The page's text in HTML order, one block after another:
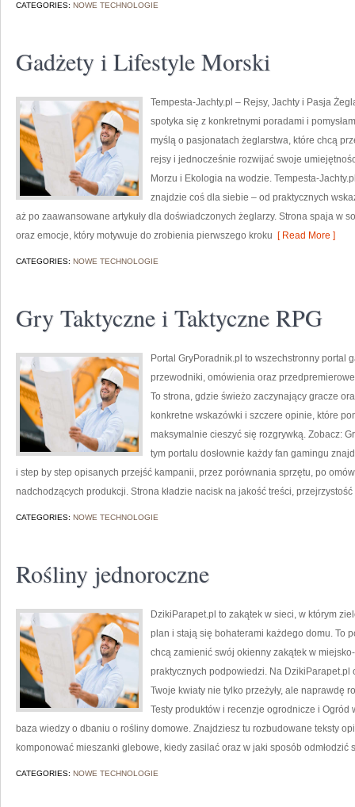
CATEGORIES: NOWE TECHNOLOGIE
Gadżety i Lifestyle Morski
Tempesta-Jachty.pl – Rejsy, Jachty i Pasja
spotyka się z konkretnymi poradami i
myślą o pasjonatach żeglarstwa, które chcą
rejsy i jednocześnie rozwijać swoje
Morzu i Ekologia na wodzie. Tempesta-
znajdzie coś dla siebie – od praktycznych
aż po zaawansowane artykuły dla doświadczonych żeglarzy. Strona spaja w
oraz emocje, który motywuje do zrobienia pierwszego kroku [ Read More ]
CATEGORIES: NOWE TECHNOLOGIE
Gry Taktyczne i Taktyczne RPG
Portal GryPoradnik.pl to wszechstronny portal
przewodniki, omówienia oraz
To strona, gdzie świeżo zaczynający gracze
konkretne wskazówki i szczere opinie, które
maksymalnie cieszyć się rozgrywką. Zobacz:
tym portalu dosłownie każdy fan gamingu
i step by step opisanych przejść kampanii, przez porównania sprzętu, po
nadchodzących produkcji. Strona kładzie nacisk na jakość treści,
CATEGORIES: NOWE TECHNOLOGIE
Rośliny jednoroczne
DzikiParapet.pl to zakątek w sieci, w którym
plan i stają się bohaterami każdego domu. To
chcą zamienić swój okienny zakątek w
praktycznych podpowiedzi. Na
Twoje kwiaty nie tylko przeżyły, ale naprawdę
Testy produktów i recenzje ogrodnicze i
baza wiedzy o dbaniu o rośliny domowe. Znajdziesz tu rozbudowane teksty
komponować mieszanki glebowe, kiedy zasilać oraz w jaki sposób odmłodzić
CATEGORIES: NOWE TECHNOLOGIE